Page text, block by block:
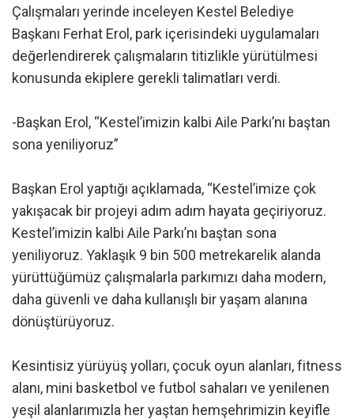
Çalışmaları yerinde inceleyen Kestel Belediye
Başkanı Ferhat Erol, park içerisindeki uygulamaları
değerlendirerek çalışmaların titizlikle yürütülmesi
konusunda ekiplere gerekli talimatları verdi.
-Başkan Erol, “Kestel’imizin kalbi Aile Parkı’nı baştan
sona yeniliyoruz”
Başkan Erol yaptığı açıklamada, “Kestel’imize çok
yakışacak bir projeyi adım adım hayata geçiriyoruz.
Kestel’imizin kalbi Aile Parkı’nı baştan sona
yeniliyoruz. Yaklaşık 9 bin 500 metrekarelik alanda
yürüttüğümüz çalışmalarla parkımızı daha modern,
daha güvenli ve daha kullanışlı bir yaşam alanına
dönüştürüyoruz.
Kesintisiz yürüyüş yolları, çocuk oyun alanları, fitness
alanı, mini basketbol ve futbol sahaları ve yenilenen
yeşil alanlarımızla her yaştan hemşehrimizin keyifle